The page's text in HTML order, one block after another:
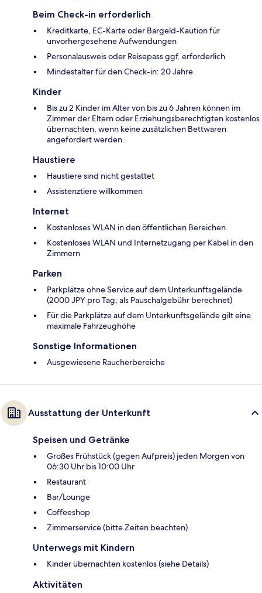
Beim Check-in erforderlich
Kreditkarte, EC-Karte oder Bargeld-Kaution für
unvorhergesehene Aufwendungen
Personalausweis oder Reisepass ggf. erforderlich
Mindestalter für den Check-in: 20 Jahre
Kinder
Bis zu 2 Kinder im Alter von bis zu 6 Jahren können im
Zimmer der Eltern oder Erziehungsberechtigten kostenlos
übernachten, wenn keine zusätzlichen Bettwaren
angefordert werden.
Haustiere
Haustiere sind nicht gestattet
Assistenztiere willkommen
Internet
Kostenloses WLAN in den öffentlichen Bereichen
Kostenloses WLAN und Internetzugang per Kabel in den
Zimmern
Parken
Parkplätze ohne Service auf dem Unterkunftsgelände
(2000 JPY pro Tag; als Pauschalgebühr berechnet)
Für die Parkplätze auf dem Unterkunftsgelände gilt eine
maximale Fahrzeughöhe
Sonstige Informationen
Ausgewiesene Raucherbereiche
Ausstattung der Unterkunft
Speisen und Getränke
Großes Frühstück (gegen Aufpreis) jeden Morgen von
06:30 Uhr bis 10:00 Uhr
Restaurant
Bar/Lounge
Coffeeshop
Zimmerservice (bitte Zeiten beachten)
Unterwegs mit Kindern
Kinder übernachten kostenlos (siehe Details)
Aktivitäten